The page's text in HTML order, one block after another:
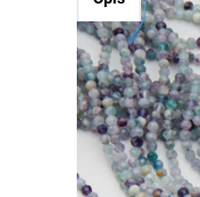
Fluoryt kulki
Kamienie to
nabiera
Fluoryt